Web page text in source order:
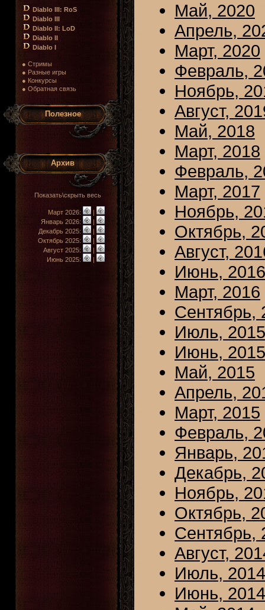
Diablo III: RoS
Diablo III
Diablo II: LoD
Diablo II
Diablo I
● Стримы
● Разные игры
● Конкурсы
● Обратная связь
Полезное
Архив
Показать\скрыть весь
Март 2026:
|
Январь 2026:
|
Декабрь 2025:
|
Октябрь 2025:
|
Август 2025:
|
Июнь 2025:
|
Май, 2020
Апрель,
Март, 2020
Февраль,
Ноябрь,
Август,
Май, 2018
Март, 2018
Февраль,
Март, 2017
Ноябрь,
Октябрь,
Август,
Июнь, 2016
Март, 2016
Сентябрь,
Июль, 2015
Июнь, 2015
Май, 2015
Апрель,
Март, 2015
Февраль,
Январь,
Декабрь,
Ноябрь,
Октябрь,
Сентябрь,
Август,
Июль, 2014
Июнь, 2014